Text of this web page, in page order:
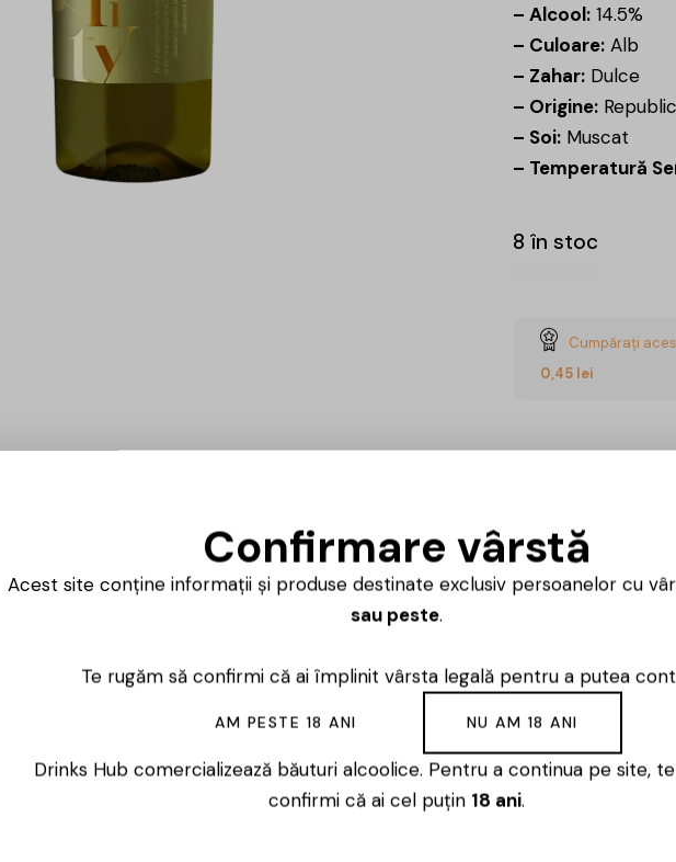
– Alcool: 14.5%
– Culoare: Alb
– Zahar: Dulce
– Origine:
– Soi: Muscat
– Temperatură
8 în stoc
Cumpărați
0,45 lei
Ai întrebări?
Luni – Vineri
Vinia Traian se numără printre cei mai mari producători din sudul
Protejată „Valul lui Traian”, compania beneficiază de un terroir
vinificație, Vinia Traian semnează vinuri apreciate pentru expresivitatea și
Confirmare vârstă
Acest site conține informații și produse destinate exclusiv persoanelor cu
sau peste.
Te rugăm să confirmi că ai împlinit vârsta legală pentru a putea
AM PESTE 18 ANI NU AM 18 ANI
Drinks Hub comercializează băuturi alcoolice. Pentru a continua pe site,
confirmi că ai cel puțin 18 ani.